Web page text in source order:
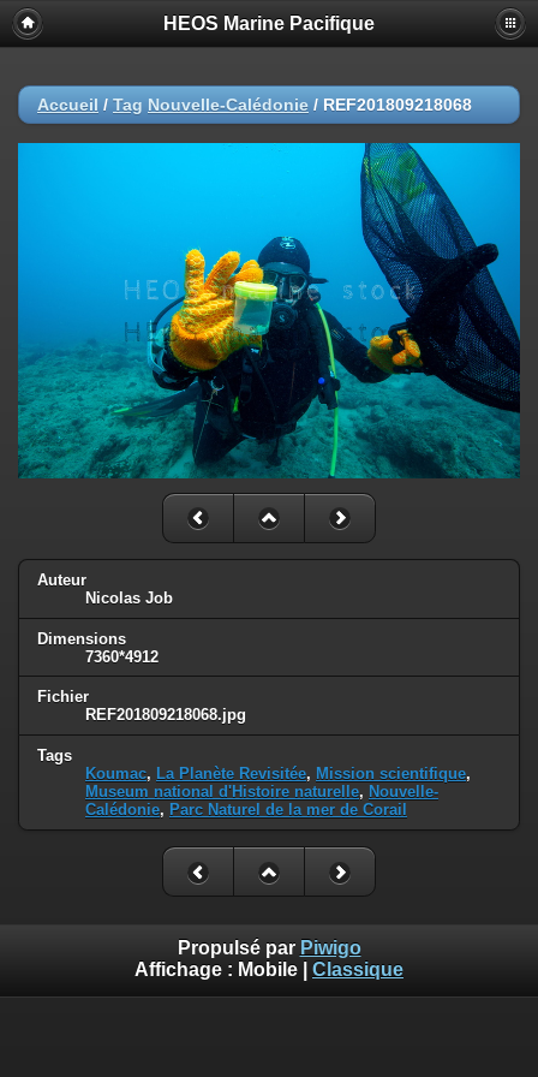
HEOS Marine Pacifique
Accueil / Tag Nouvelle-Calédonie / REF201809218068
Auteur
Nicolas Job
Dimensions
7360*4912
Fichier
REF201809218068.jpg
Tags
Koumac, La Planète Revisitée, Mission scientifique,
Museum national d'Histoire naturelle, Nouvelle-
Calédonie, Parc Naturel de la mer de Corail
Propulsé par Piwigo
Affichage : Mobile Classique